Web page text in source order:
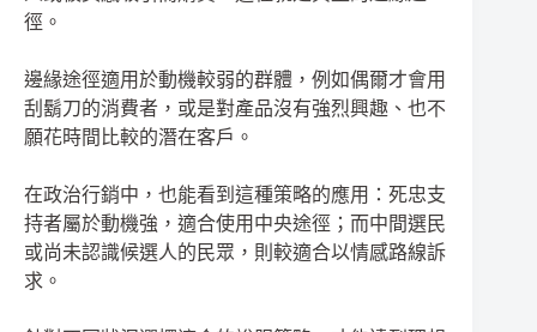
徑。
邊緣途徑適用於動機較弱的群體，例如偶爾才會用
刮鬍刀的消費者，或是對產品沒有強烈興趣、也不
願花時間比較的潛在客戶。
在政治行銷中，也能看到這種策略的應用：死忠支
持者屬於動機強，適合使用中央途徑；而中間選民
或尚未認識候選人的民眾，則較適合以情感路線訴
求。